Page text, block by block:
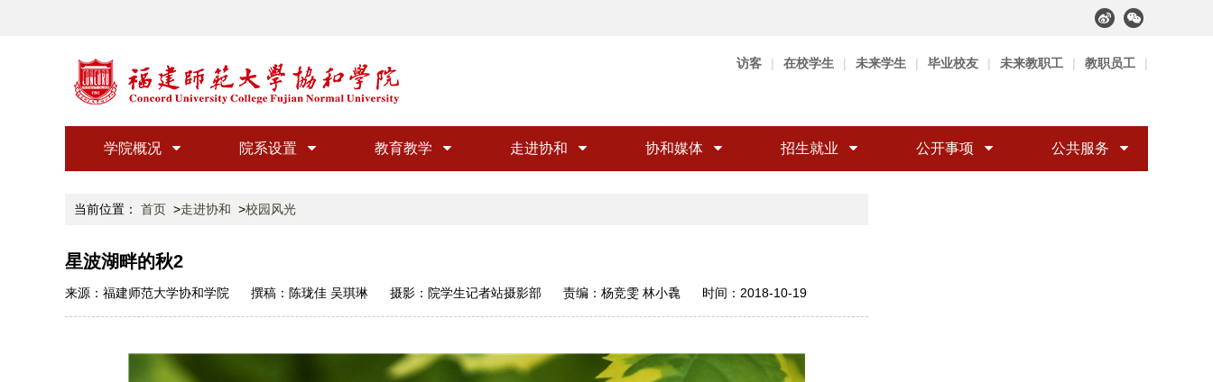
访客 | 在校学生 | 未来学生 | 毕业校友 | 未来教职工 | 教职员工 |
学院概况 院系设置 教育教学 走进协和 协和媒体 招生就业 公开事项 公共服务
当前位置： 首页 走进协和 校园风光
星波湖畔的秋2
来源： 福建师范大学协和学院 撰稿： 陈珑佳 吴琪琳 摄影： 院学生记者站摄影部 责编： 杨竞雯 林小毳 时间： 2018-10-19